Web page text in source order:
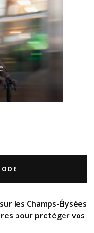
les Champs-Élysées
pour protéger vos